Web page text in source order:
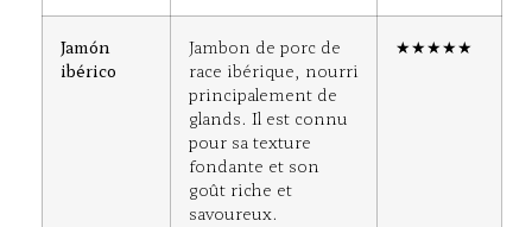
Jamón
ibérico
Jambon de porc de
race ibérique, nourri
principalement de
glands. Il est connu
pour sa texture
fondante et son
goût riche et
savoureux.
★★★★★